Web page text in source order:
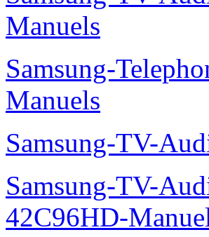
Manuels
Samsung-
Manuels
Samsung-TV-
Samsung-TV-
42C96HD-